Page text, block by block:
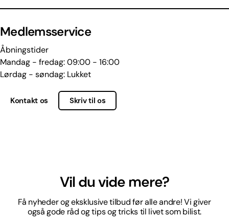
Medlemsservice
Åbningstider
Mandag - fredag: 09:00 - 16:00
Lørdag - søndag: Lukket
Kontakt os Skriv til os
Vil du vide mere?
Få nyheder og eksklusive tilbud før alle andre! Vi giver
også gode råd og tips og tricks til livet som bilist.